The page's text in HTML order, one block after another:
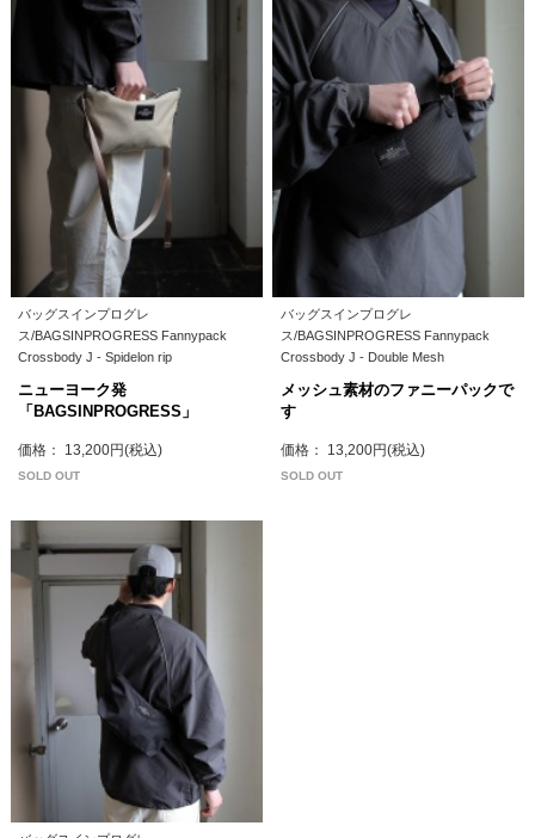
バッグスインプログレ
ス/BAGSINPROGRESS Fannypack
Crossbody J - Spidelon rip
ニューヨーク発
「BAGSINPROGRESS」
価格： 13,200円(税込)
SOLD OUT
バッグスインプログレ
ス/BAGSINPROGRESS Fannypack
Crossbody J - Double Mesh
メッシュ素材のファニーパックで
す
価格： 13,200円(税込)
SOLD OUT